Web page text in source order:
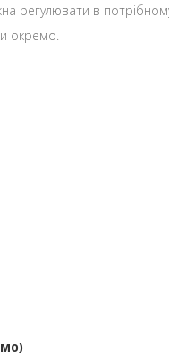
регулювати в
окремо.